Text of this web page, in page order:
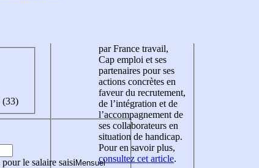
(33)
le salaire saisi
par France travail,
Cap emploi et ses
partenaires pour ses
actions concrètes en
faveur du recrutement,
de l’intégration et de
l’accompagnement de
ses collaborateurs en
situation de handicap.
Pour en savoir plus,
consultez cet article.